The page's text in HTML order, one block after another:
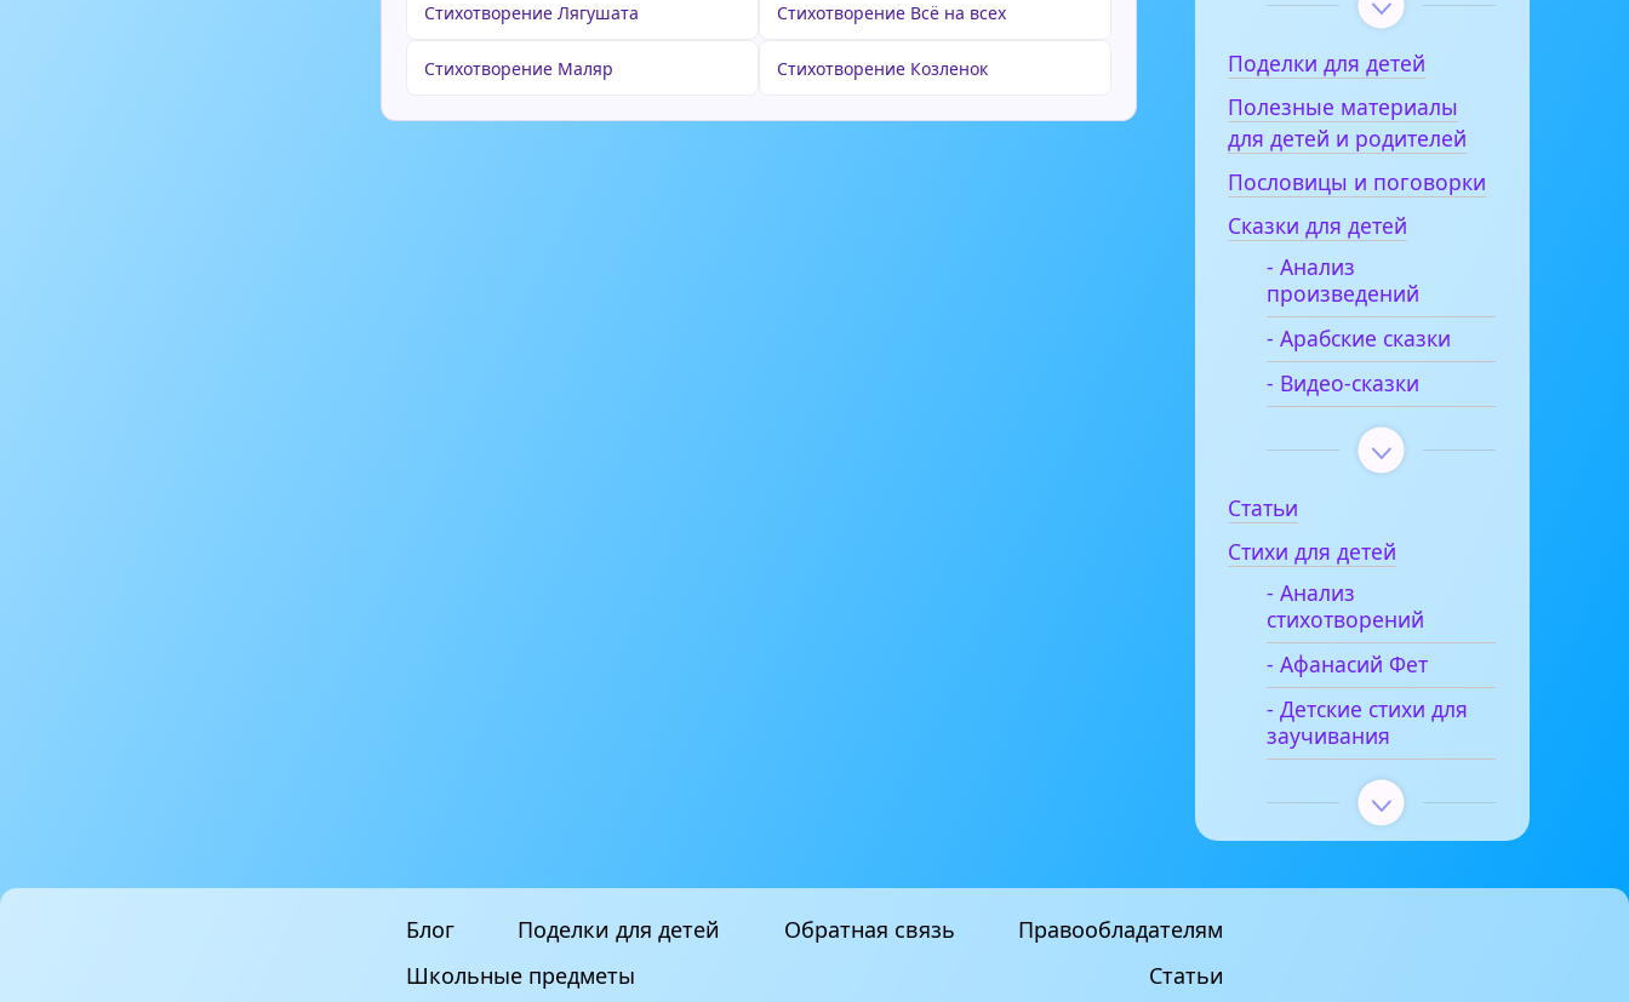
Стихотворение Лягушата Стихотворение Всё на всех
Стихотворение Маляр Стихотворение Козленок
Поделки для детей
Полезные материалы
для детей и родителей
Пословицы и поговорки
Сказки для детей
- Анализ
произведений
- Арабские сказки
- Видео-сказки
Статьи
Стихи для детей
- Анализ
стихотворений
- Афанасий Фет
- Детские стихи для
заучивания
Блог Поделки для детей Обратная связь
Правообладателям
Школьные предметы
Статьи